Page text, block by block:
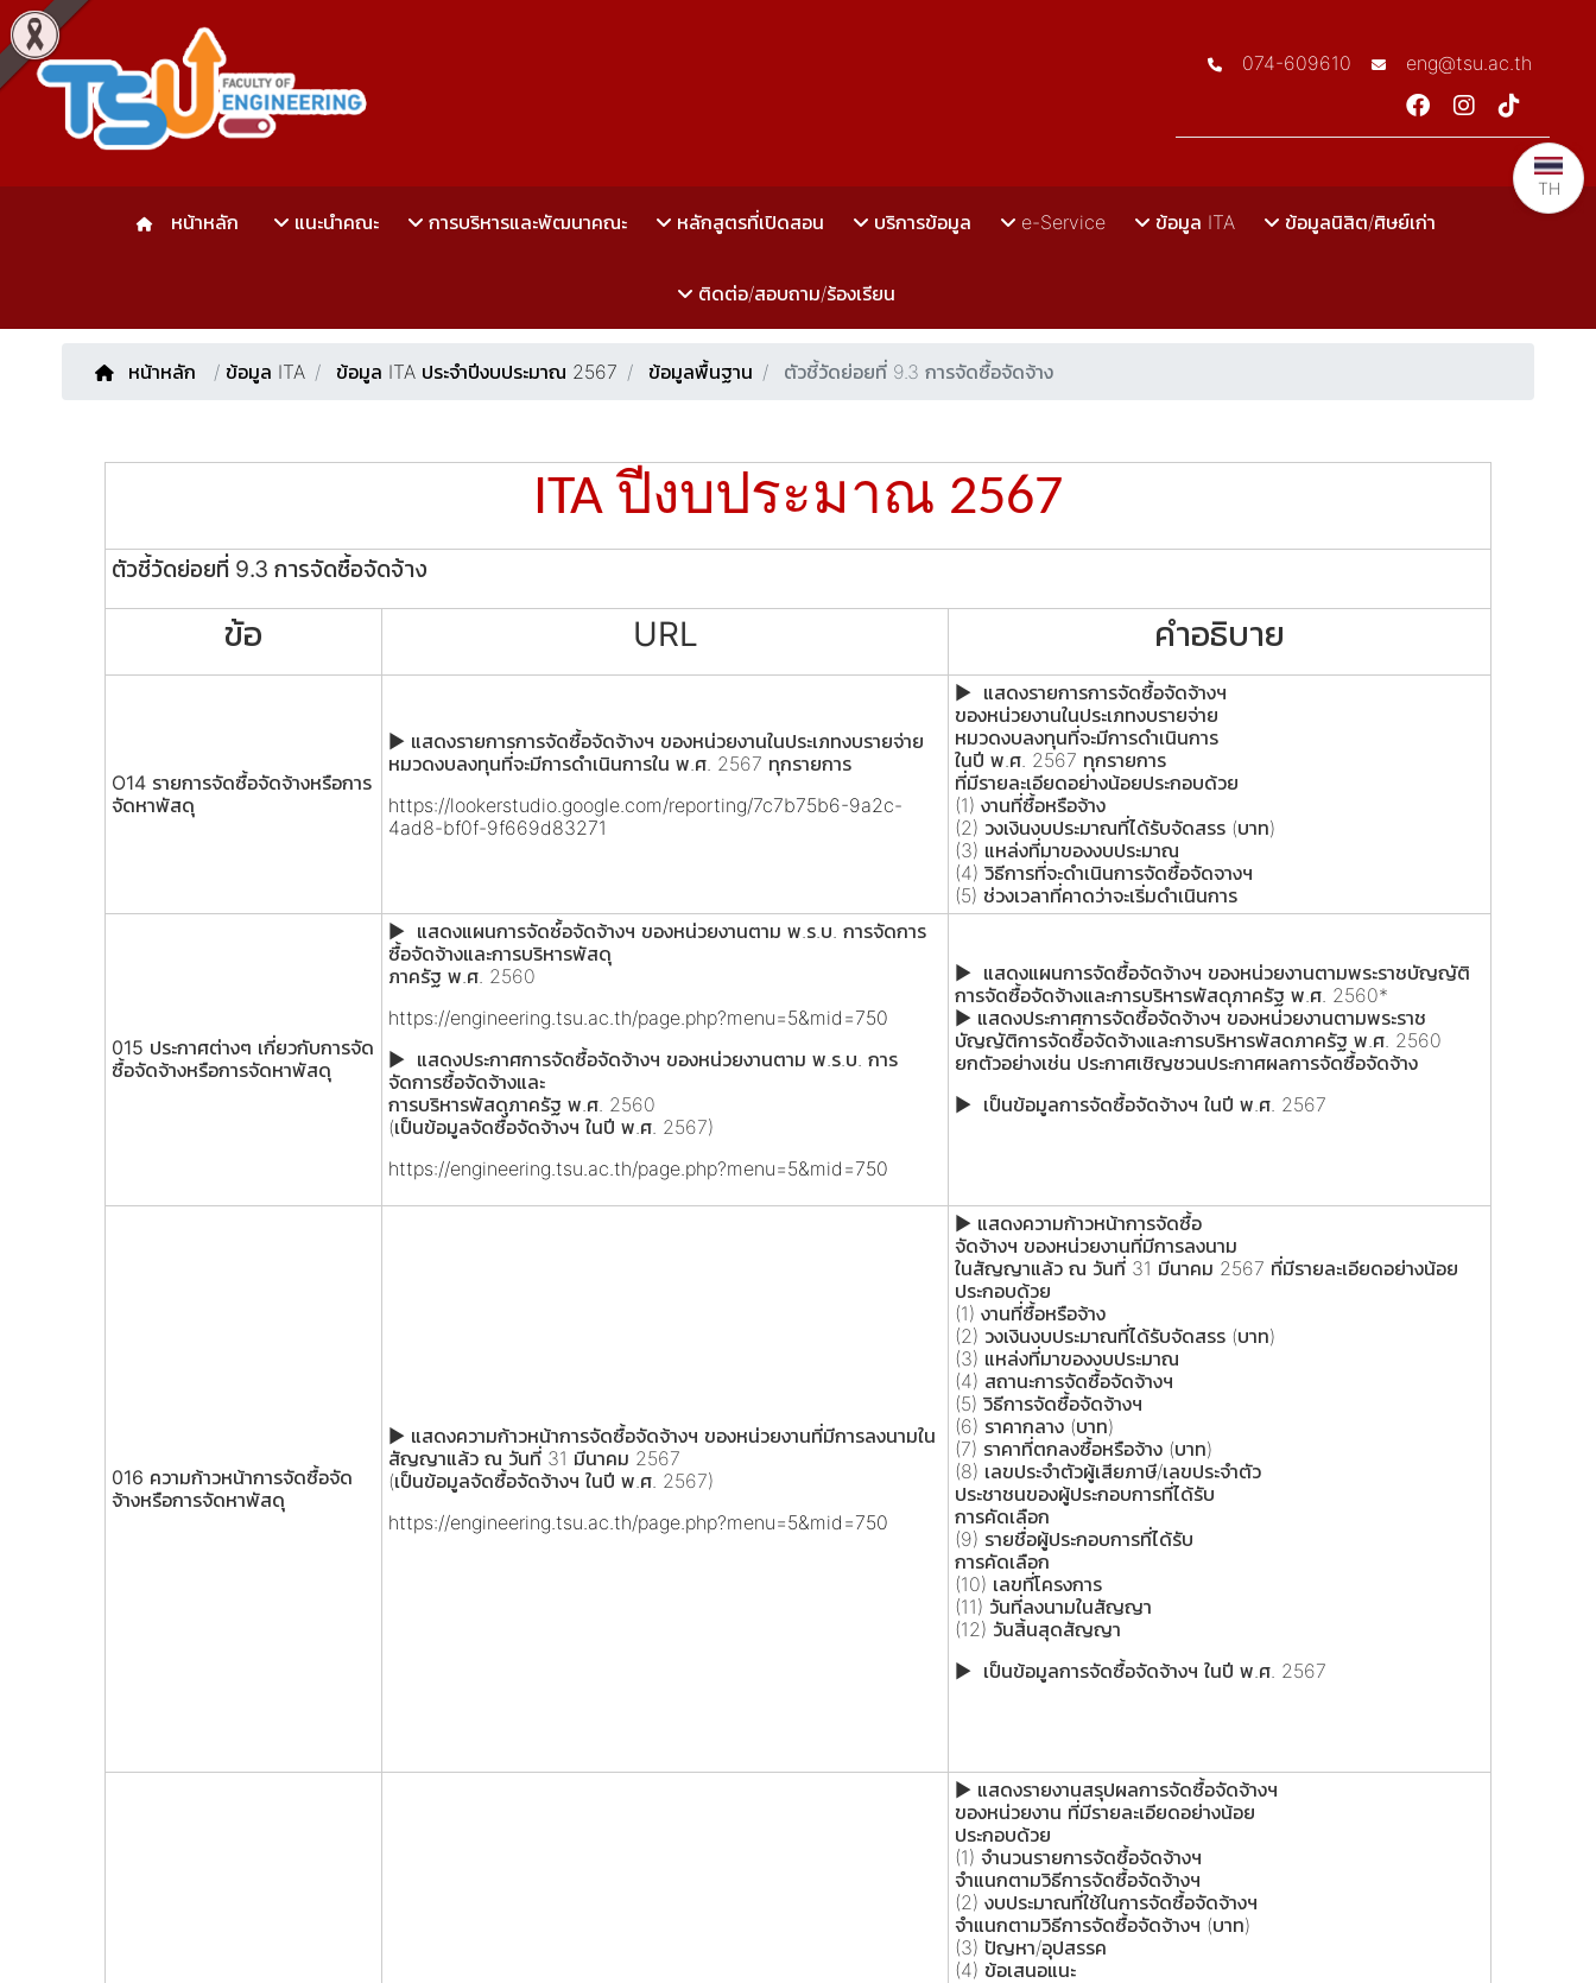
074-609610 eng@tsu.ac.th
หน้าหลัก แนะนำคณะ การบริหารและพัฒนาคณะ หลักสูตรที่เปิดสอน บริการข้อมูล e-Service ข้อมูล ITA ข้อมูลนิสิต/ศิษย์เก่า
ติดต่อ/สอบถาม/ร้องเรียน
หน้าหลัก / ข้อมูล ITA ข้อมูล ITA ประจำปีงบประมาณ 2567 ข้อมูลพื้นฐาน ตัวชี้วัดย่อยที่ 9.3 การจัดซื้อจัดจ้าง
ITA ปีงบประมาณ 2567
ตัวชี้วัดย่อยที่ 9.3 การจัดซื้อจัดจ้าง
ข้อ URL คำอธิบาย
O14 รายการจัดซื้อจัดจ้างหรือการ
จัดหาพัสดุ
► แสดงรายการการจัดซื้อจัดจ้างฯ ของหน่วยงานในประเภทงบรายจ่าย
หมวดงบลงทุนที่จะมีการดำเนินการใน พ.ศ. 2567 ทุกรายการ
https://lookerstudio.google.com/reporting/7c7b75b6-9a2c-
4ad8-bf0f-9f669d83271
► แสดงรายการการจัดซื้อจัดจ้างฯ
ของหน่วยงานในประเภทงบรายจ่าย
หมวดงบลงทุนที่จะมีการดําเนินการ
ในปี พ.ศ. 2567 ทุกรายการ
ที่มีรายละเอียดอย่างน้อยประกอบด้วย
(1) งานที่ซื้อหรือจ้าง
(2) วงเงินงบประมาณที่ได้รับจัดสรร (บาท)
(3) แหล่งที่มาของงบประมาณ
(4) วิธีการที่จะดําเนินการจัดซื้อจัดจางฯ
(5) ช่วงเวลาที่คาดว่าจะเริ่มดําเนินการ
015 ประกาศต่างๆ เกี่ยวกับการจัด
ซื้อจัดจ้างหรือการจัดหาพัสดุ
► แสดงแผนการจัดซ์้อจัดจ้างฯ ของหน่วยงานตาม พ.ร.บ. การจัดการ
ซื้อจัดจ้างและการบริหารพัสดุ
ภาครัฐ พ.ศ. 2560
https://engineering.tsu.ac.th/page.php?menu=5&mid=750
► แสดงประกาศการจัดซื้อจัดจ้างฯ ของหน่วยงานตาม พ.ร.บ. การ
จัดการซื้อจัดจ้างและ
การบริหารพัสดุภาครัฐ พ.ศ. 2560
(เป็นข้อมูลจัดซื้อจัดจ้างฯ ในปี พ.ศ. 2567)
https://engineering.tsu.ac.th/page.php?menu=5&mid=750
► แสดงแผนการจัดซื้อจัดจ้างฯ ของหน่วยงานตามพระราชบัญญัติ
การจัดซื้อจัดจ้างและการบริหารพัสดุภาครัฐ พ.ศ. 2560*
► แสดงประกาศการจัดซื้อจัดจ้างฯ ของหน่วยงานตามพระราช
บัญญัติการจัดซื้อจัดจ้างและการบริหารพัสดภาครัฐ พ.ศ. 2560
ยกตัวอย่างเช่น ประกาศเชิญชวนประกาศผลการจัดซื้อจัดจ้าง
► เป็นข้อมูลการจัดซื้อจัดจ้างฯ ในปี พ.ศ. 2567
016 ความก้าวหน้าการจัดซื้อจัด
จ้างหรือการจัดหาพัสดุ
► แสดงความก้าวหน้าการจัดซื้อจัดจ้างฯ ของหน่วยงานที่มีการลงนามใน
สัญญาแล้ว ณ วันที่ 31 มีนาคม 2567
(เป็นข้อมูลจัดซื้อจัดจ้างฯ ในปี พ.ศ. 2567)
https://engineering.tsu.ac.th/page.php?menu=5&mid=750
► แสดงความก้าวหน้าการจัดซื้อ
จัดจ้างฯ ของหน่วยงานที่มีการลงนาม
ในสัญญาแล้ว ณ วันที่ 31 มีนาคม 2567 ที่มีรายละเอียดอย่างน้อย
ประกอบด้วย
(1) งานที่ซื้อหรือจ้าง
(2) วงเงินงบประมาณที่ได้รับจัดสรร (บาท)
(3) แหล่งที่มาของงบประมาณ
(4) สถานะการจัดซื้อจัดจ้างฯ
(5) วิธีการจัดซื้อจัดจ้างฯ
(6) ราคากลาง (บาท)
(7) ราคาที่ตกลงซื้อหรือจ้าง (บาท)
(8) เลขประจำตัวผู้เสียภาษี/เลขประจำตัว
ประชาชนของผู้ประกอบการที่ได้รับ
การคัดเลือก
(9) รายชื่อผู้ประกอบการที่ได้รับ
การคัดเลือก
(10) เลขที่โครงการ
(11) วันที่ลงนามในสัญญา
(12) วันสิ้นสุดสัญญา
► เป็นข้อมูลการจัดซื้อจัดจ้างฯ ในปี พ.ศ. 2567
► แสดงรายงานสรุปผลการจัดซื้อจัดจ้างฯ
ของหน่วยงาน ที่มีรายละเอียดอย่างน้อย
ประกอบด้วย
(1) จำนวนรายการจัดซื้อจัดจ้างฯ
จำแนกตามวิธีการจัดซื้อจัดจ้างฯ
(2) งบประมาณที่ใช้ในการจัดซื้อจัดจ้างฯ
จำแนกตามวิธีการจัดซื้อจัดจ้างฯ (บาท)
(3) ปัญหา/อุปสรรค
(4) ข้อเสนอแนะ
TH